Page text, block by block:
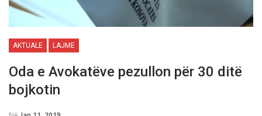
AKTUALE LAJME
Oda e Avokatëve pezullon për 30 ditë
bojkotin